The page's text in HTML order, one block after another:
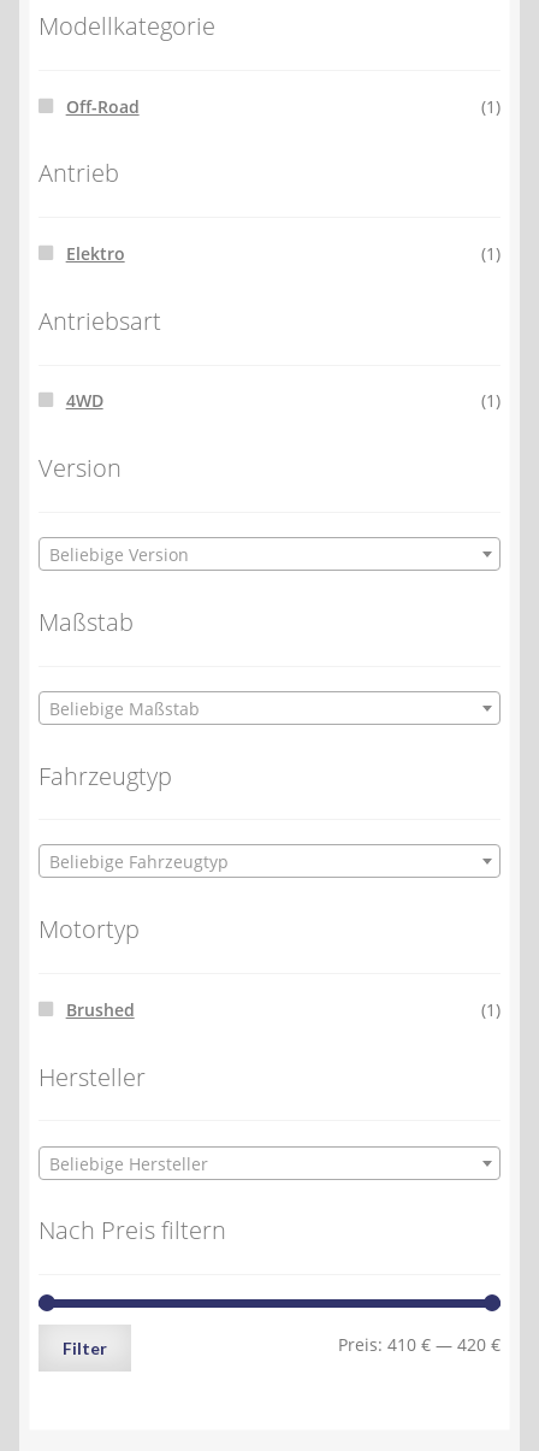
Modellkategorie
Off-Road (1)
Antrieb
Elektro (1)
Antriebsart
4WD (1)
Version
Beliebige Version
Maßstab
Beliebige Maßstab
Fahrzeugtyp
Beliebige Fahrzeugtyp
Motortyp
Brushed (1)
Hersteller
Beliebige Hersteller
Nach Preis filtern
Min.
Max.
Filter Preis: 410 € — 420 €